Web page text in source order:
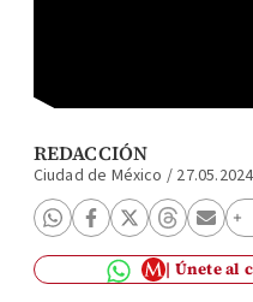
REDACCIÓN
Ciudad de México /
Únete al